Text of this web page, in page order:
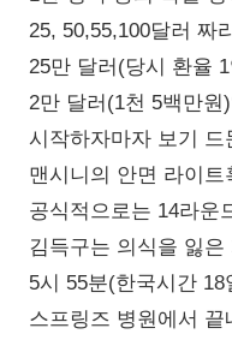
25, 50,55,100달러 짜
25만 달러(당시 환율
2만 달러(1천 5백만
시작하자마자 보기 드
맨시니의 안면 라이
공식적으로는 14라운
김득구는 의식을 잃
5시 55분(한국시간
스프링즈 병원에서